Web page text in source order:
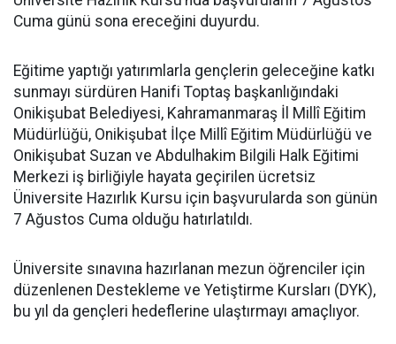
Cuma günü sona ereceğini duyurdu.
Eğitime yaptığı yatırımlarla gençlerin geleceğine katkı
sunmayı sürdüren Hanifi Toptaş başkanlığındaki
Onikişubat Belediyesi, Kahramanmaraş İl Millî Eğitim
Müdürlüğü, Onikişubat İlçe Millî Eğitim Müdürlüğü ve
Onikişubat Suzan ve Abdulhakim Bilgili Halk Eğitimi
Merkezi iş birliğiyle hayata geçirilen ücretsiz
Üniversite Hazırlık Kursu için başvurularda son günün
7 Ağustos Cuma olduğu hatırlatıldı.
Üniversite sınavına hazırlanan mezun öğrenciler için
düzenlenen Destekleme ve Yetiştirme Kursları (DYK),
bu yıl da gençleri hedeflerine ulaştırmayı amaçlıyor.